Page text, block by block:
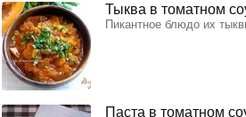
Тыква в томатном
Пикантное блюдо их
Паста в томатном